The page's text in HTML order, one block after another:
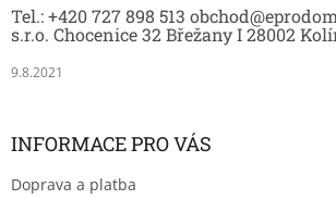
Tel.: +420 727 898 513
s.r.o. Chocenice 32 Břežany I 28002
9.8.2021
INFORMACE PRO VÁS
Doprava a platba